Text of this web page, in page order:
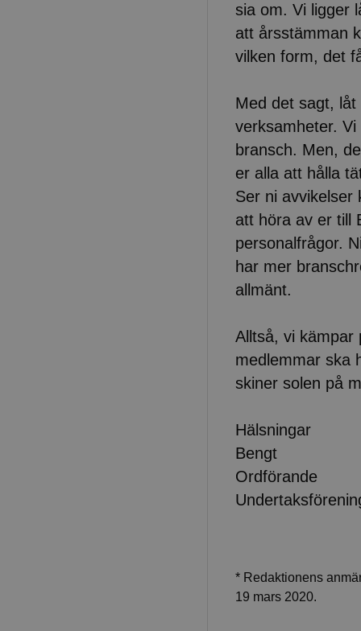
sia om. Vi ligger
att årsstämman
vilken form, det
Med det sagt,
verksamheter.
bransch. Men,
er alla att hålla
Ser ni avvikelser
att höra av er till
personalfrågor.
har mer
allmänt.
Alltså, vi kämpar
medlemmar ska
skiner solen på
Hälsningar
Bengt
Ordförande
* Redaktionens
19 mars 2020.